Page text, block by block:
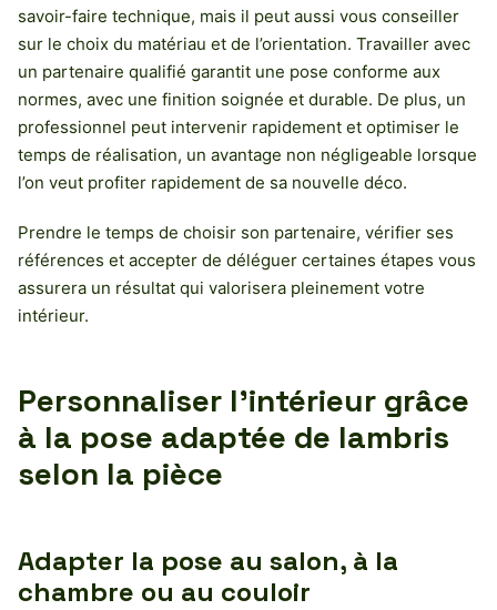
savoir-faire technique, mais il peut aussi vous conseiller
sur le choix du matériau et de l’orientation. Travailler avec
un partenaire qualifié garantit une pose conforme aux
normes, avec une finition soignée et durable. De plus, un
professionnel peut intervenir rapidement et optimiser le
temps de réalisation, un avantage non négligeable lorsque
l’on veut profiter rapidement de sa nouvelle déco.
Prendre le temps de choisir son partenaire, vérifier ses
références et accepter de déléguer certaines étapes vous
assurera un résultat qui valorisera pleinement votre
intérieur.
Personnaliser l’intérieur grâce
à la pose adaptée de lambris
selon la pièce
Adapter la pose au salon, à la
chambre ou au couloir